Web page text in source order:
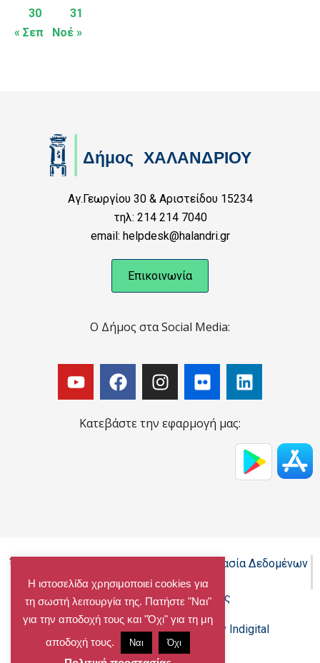
30
31
« Σεπ
Νοέ »
Αγ.Γεωργίου 30 & Αριστείδου 15234
τηλ: 214 214 7040
email: helpdesk@halandri.gr
Επικοινωνία
Ο Δήμος στα Social Media:
Κατεβάστε την εφαρμογή μας:
Όροι Χρήσης - Πολιτική Cookies - Προστασία Δεδομένων
Προσωπικού Χαρακτήρα
Δήλωση προσβασιμότητας
Copyright@chalandri.grPowered by Indigital
Η ιστοσελίδα χρησιμοποιεί cookies για
τη σωστή λειτουργία της. Πατήστε "Ναι"
για την αποδοχή τους και "Όχι" για τη μη
αποδοχή τους.
Ναι Όχι